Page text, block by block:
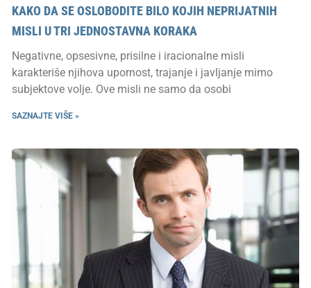
KAKO DA SE OSLOBODITE BILO KOJIH NEPRIJATNIH
MISLI U TRI JEDNOSTAVNA KORAKA
Negativne, opsesivne, prisilne i iracionalne misli
karakteriše njihova upornost, trajanje i javljanje mimo
subjektove volje. Ove misli ne samo da osobi
SAZNAJTE VIŠE »